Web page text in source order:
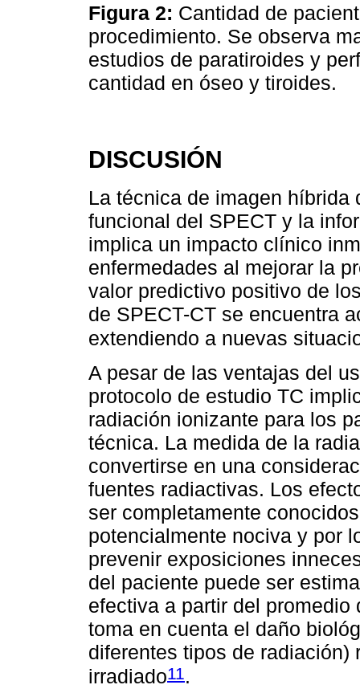
Figura 2: Cantidad de
procedimiento. Se observa
estudios de paratiroides y
cantidad en óseo y tiroides.
DISCUSIÓN
La técnica de imagen híbrida
funcional del SPECT y la
implica un impacto clínico
enfermedades al mejorar la
valor predictivo positivo de
de SPECT-CT se encuentra
extendiendo a nuevas
A pesar de las ventajas del
protocolo de estudio TC
radiación ionizante para los
técnica. La medida de la
convertirse en una
fuentes radiactivas. Los
ser completamente
potencialmente nociva y por
prevenir exposiciones
del paciente puede ser
efectiva a partir del
toma en cuenta el daño
diferentes tipos de
irradiado11.